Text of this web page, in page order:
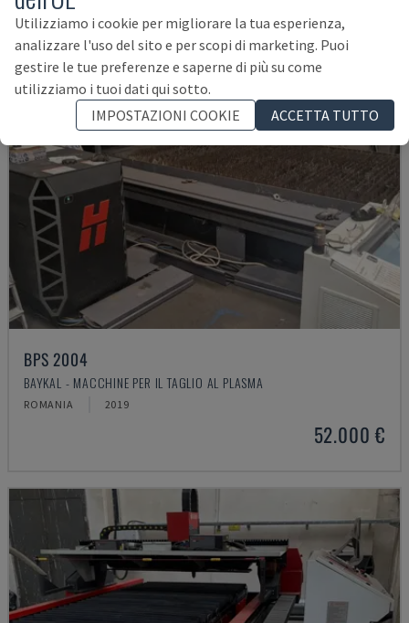
BPS 2004
BAYKAL - MACCHINE PER IL TAGLIO AL PLASMA
ROMANIA 2019
52.000 €
Utilizziamo i cookie per migliorare la tua esperienza,
analizzare l'uso del sito e per scopi di marketing. Puoi
gestire le tue preferenze e saperne di più su come
utilizziamo i tuoi dati qui sotto.
IMPOSTAZIONI COOKIE
ACCETTA TUTTO